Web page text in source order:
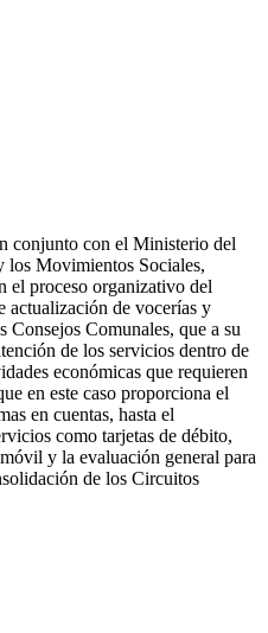
conjunto con el Ministerio del
los Movimientos Sociales,
el proceso organizativo del
actualización de vocerías y
Comunales, que a su
de los servicios dentro de
económicas que requieren
en este caso proporciona el
en cuentas, hasta el
como tarjetas de débito,
y la evaluación general para
de los Circuitos